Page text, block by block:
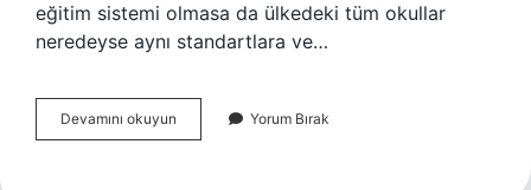
eğitim sistemi olmasa da ülkedeki tüm okullar
neredeyse aynı standartlara ve…
Devamını okuyun Kanadada
Üniversite
Yorum Bırak